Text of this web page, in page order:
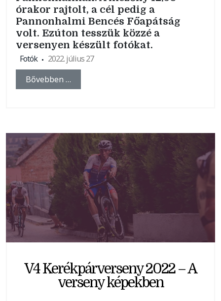
órakor rajtolt, a cél pedig a
Pannonhalmi Bencés Főapátság
volt. Ezúton tesszük közzé a
versenyen készült fotókat.
Fotók
2022. július 27
Bővebben …
V4 Kerékpárverseny 2022 – A
verseny képekben